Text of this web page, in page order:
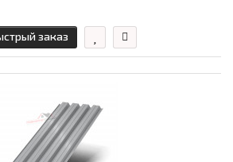
заказ